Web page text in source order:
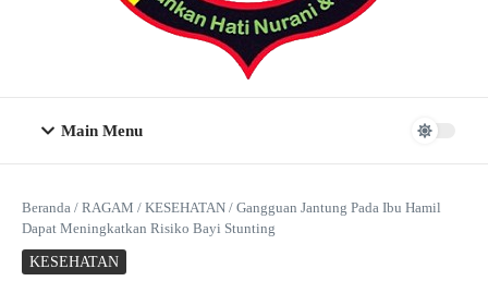
Main Menu
Beranda / RAGAM / KESEHATAN / Gangguan Jantung Pada Ibu Hamil
Dapat Meningkatkan Risiko Bayi Stunting
KESEHATAN